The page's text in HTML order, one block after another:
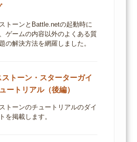
トーンとBattle.netの起動時に
ゲームの内容以外のよくある質
の解決方法を網羅しました。
ストーン・スターターガイ
ートリアル（後編）
トーンのチュートリアルのダイ
を掲載します。